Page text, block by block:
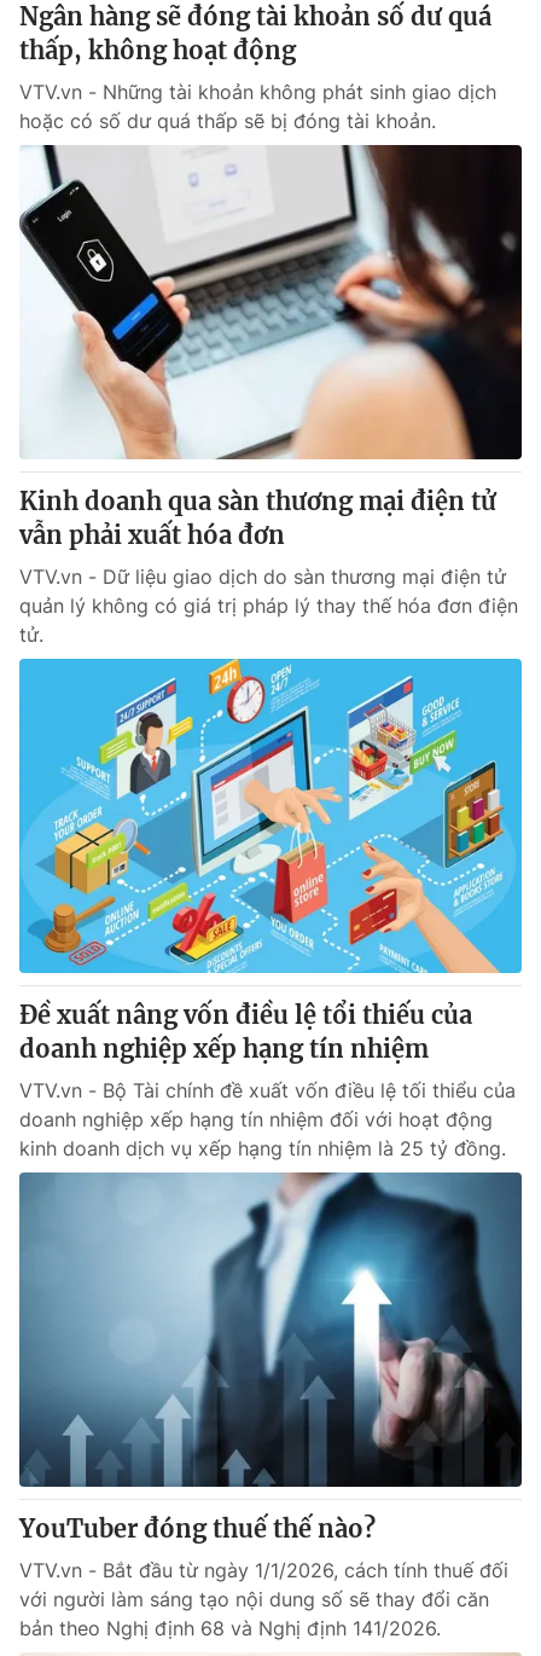
Ngân hàng sẽ đóng tài khoản số dư quá
thấp, không hoạt động
VTV.vn - Những tài khoản không phát sinh giao dịch
hoặc có số dư quá thấp sẽ bị đóng tài khoản.
Kinh doanh qua sàn thương mại điện tử
vẫn phải xuất hóa đơn
VTV.vn - Dữ liệu giao dịch do sàn thương mại điện tử
quản lý không có giá trị pháp lý thay thế hóa đơn điện
tử.
Đề xuất nâng vốn điều lệ tổi thiếu của
doanh nghiệp xếp hạng tín nhiệm
VTV.vn - Bộ Tài chính đề xuất vốn điều lệ tối thiểu của
doanh nghiệp xếp hạng tín nhiệm đối với hoạt động
kinh doanh dịch vụ xếp hạng tín nhiệm là 25 tỷ đồng.
YouTuber đóng thuế thế nào?
VTV.vn - Bắt đầu từ ngày 1/1/2026, cách tính thuế đối
với người làm sáng tạo nội dung số sẽ thay đổi căn
bản theo Nghị định 68 và Nghị định 141/2026.